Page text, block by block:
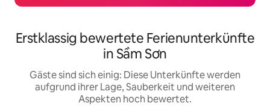
Erstklassig bewertete Ferienunterkünfte
in Sầm Sơn
Gäste sind sich einig: Diese Unterkünfte werden
aufgrund ihrer Lage, Sauberkeit und weiteren
Aspekten hoch bewertet.